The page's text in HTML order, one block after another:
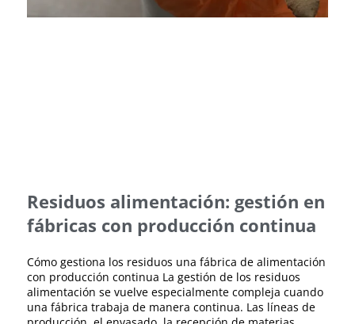
Residuos alimentación: gestión en
fábricas con producción continua
Cómo gestiona los residuos una fábrica de alimentación
con producción continua La gestión de los residuos
alimentación se vuelve especialmente compleja cuando
una fábrica trabaja de manera continua. Las líneas de